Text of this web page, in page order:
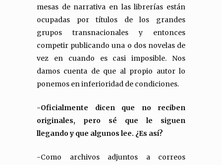
mesas de narrativa en las librerías están
ocupadas por títulos de los grandes
grupos transnacionales y entonces
competir publicando una o dos novelas de
vez en cuando es casi imposible. Nos
damos cuenta de que al propio autor lo
ponemos en inferioridad de condiciones.
-Oficialmente dicen que no reciben
originales, pero sé que le siguen
llegando y que algunos lee. ¿Es así?
-Como archivos adjuntos a correos